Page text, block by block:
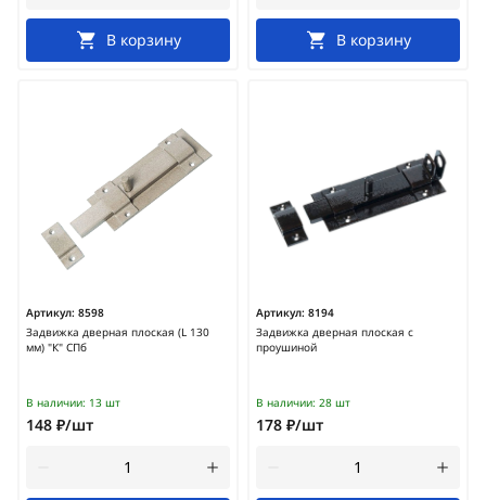
В корзину В корзину
Артикул: 8598
Задвижка дверная плоская (L 130
мм) "К" СПб
В наличии: 13 шт
148 ₽/шт
Артикул: 8194
Задвижка дверная плоская с
проушиной
В наличии: 28 шт
178 ₽/шт